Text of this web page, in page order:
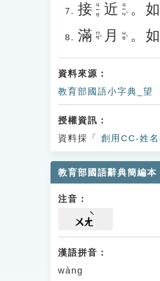
接 ㄐㄧㄝ 近 ㄐㄧㄣˋ 。 如
滿 ㄇㄢˇ 月 ㄩㄝˋ 。 如
資料來源：
教育部國語小字典_望
授權資訊：
資料採「
創用CC-姓
教育部國語辭典簡編本
注音：
ㄨㄤ
漢語拼音：
wàng